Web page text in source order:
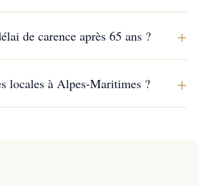
de carence après 65 ans ? +
locales à Alpes-Maritimes ? +